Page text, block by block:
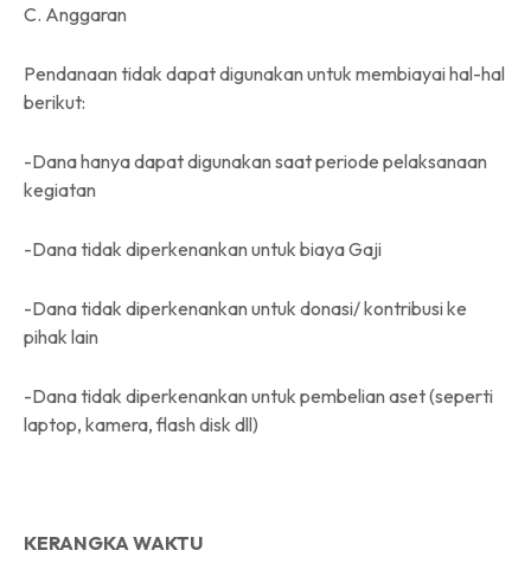
C. Anggaran
Pendanaan tidak dapat digunakan untuk membiayai hal-hal
berikut:
-Dana hanya dapat digunakan saat periode pelaksanaan
kegiatan
-Dana tidak diperkenankan untuk biaya Gaji
-Dana tidak diperkenankan untuk donasi/ kontribusi ke
pihak lain
-Dana tidak diperkenankan untuk pembelian aset (seperti
laptop, kamera, flash disk dll)
KERANGKA WAKTU